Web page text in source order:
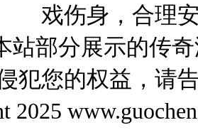
戏伤身，合理
站部分展示的传
犯您的权益，请
2025